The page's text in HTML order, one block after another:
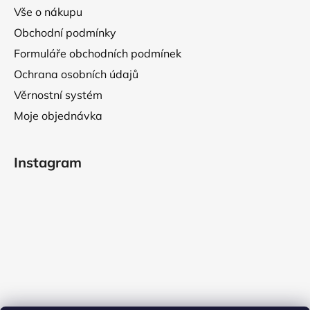
Vše o nákupu
Obchodní podmínky
Formuláře obchodních podmínek
Ochrana osobních údajů
Věrnostní systém
Moje objednávka
Instagram